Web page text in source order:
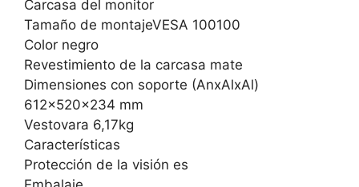
Carcasa del monitor
Tamaño de montajeVESA 100100
Color negro
Revestimiento de la carcasa mate
Dimensiones con soporte (AnxAlxAl)
612x520x234 mm
Vestovara 6,17kg
Características
Protección de la visión es